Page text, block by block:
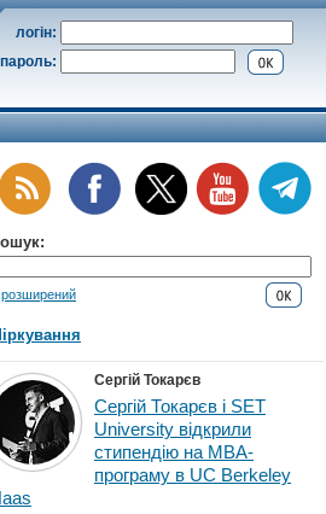
логін:
пароль:
розширений
Сергій Токарєв
Сергій Токарєв і SET
University відкрили
стипендію на MBA-
програму в UC Berkeley